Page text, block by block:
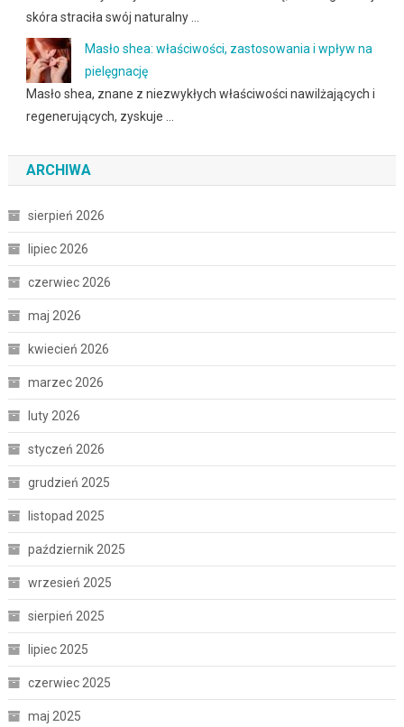
skóra straciła swój naturalny …
Masło shea: właściwości, zastosowania i wpływ na
pielęgnację
Masło shea, znane z niezwykłych właściwości nawilżających i
regenerujących, zyskuje …
ARCHIWA
sierpień 2026
lipiec 2026
czerwiec 2026
maj 2026
kwiecień 2026
marzec 2026
luty 2026
styczeń 2026
grudzień 2025
listopad 2025
październik 2025
wrzesień 2025
sierpień 2025
lipiec 2025
czerwiec 2025
maj 2025